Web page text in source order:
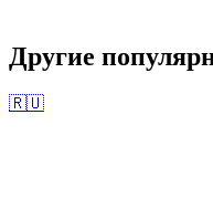
Другие
🇷🇺